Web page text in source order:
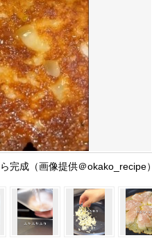
完成（画像提供＠okako_recipe）